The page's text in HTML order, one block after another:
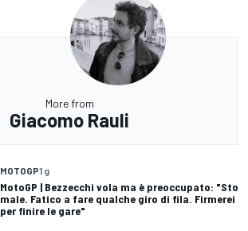
More from
Giacomo Rauli
MOTOGP1 g
MotoGP | Bezzecchi vola ma è preoccupato: "Sto
male. Fatico a fare qualche giro di fila. Firmerei
per finire le gare"